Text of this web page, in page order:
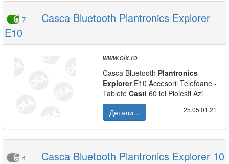
7
Casca Bluetooth Plantronics Explorer
E10
www.olx.ro
Casca Bluetooth Plantronics
ExplorerE10 Accesorii Telefoane -
Tablete Casti 60 lei Ploiesti Azi
Детали...
25.05|01:21
4 Casca Bluetooth Plantronics Explorer 10